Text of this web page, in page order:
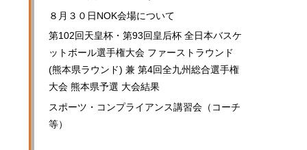
８月３０日NOK会場について
第102回天皇杯・第93回皇后杯 全日本バスケ
ットボール選手権大会 ファーストラウンド
(熊本県ラウンド) 兼 第4回全九州総合選手権
大会 熊本県予選 大会結果
スポーツ・コンプライアンス講習会（コーチ
等）